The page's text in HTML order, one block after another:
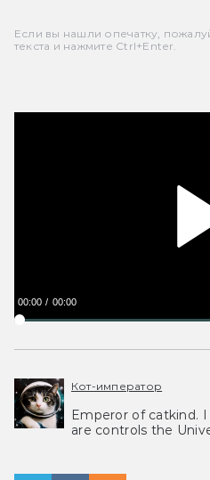
Если вы нашли опечатку,
текста и нажмите Ctrl+Enter.
00:00 00:00
Кот-император
Emperor of catkind.
are controls the